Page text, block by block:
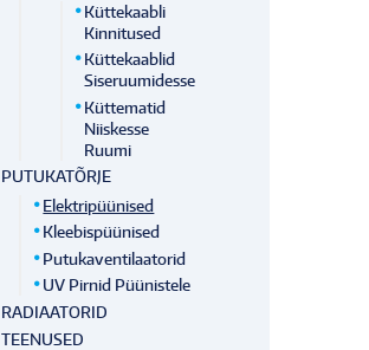
Küttekaabli
Kinnitused
Küttekaablid
Siseruumidesse
Küttematid
Niiskesse
Ruumi
PUTUKATÕRJE
Elektripüünised
Kleebispüünised
Putukaventilaatorid
UV Pirnid Püünistele
RADIAATORID
TEENUSED